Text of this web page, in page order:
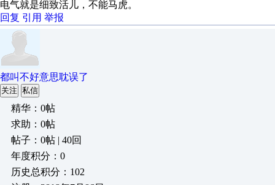
电气就是细致活儿，不能马虎。
回复 引用 举报
都叫不好意思耽误了
关注 私信
精华：0帖
求助：0帖
帖子：0帖 | 40回
年度积分：0
历史总积分：102